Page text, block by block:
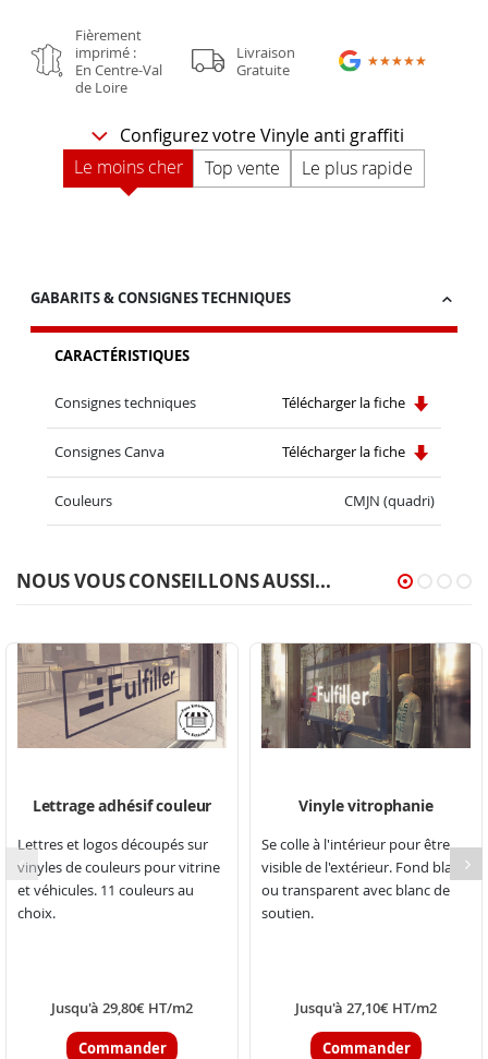
Fièrement
imprimé :
En Centre-Val
de Loire
Livraison
Gratuite
★★★★★
★★★★★
Configurez votre Vinyle anti graffiti
Le moins cher
Top vente Le plus rapide
GABARITS & CONSIGNES TECHNIQUES
CARACTÉRISTIQUES
Consignes techniques Télécharger la fiche
Consignes Canva Télécharger la fiche
Couleurs CMJN (quadri)
NOUS VOUS CONSEILLONS AUSSI...
Lettrage adhésif couleur
Lettres et logos découpés sur
vinyles de couleurs pour vitrine
et véhicules. 11 couleurs au
choix.
Jusqu'à 29,80€ HT/m2
Commander
Vinyle vitrophanie
Se colle à l'intérieur pour être
visible de l'extérieur. Fond blanc
ou transparent avec blanc de
soutien.
Jusqu'à 27,10€ HT/m2
Commander